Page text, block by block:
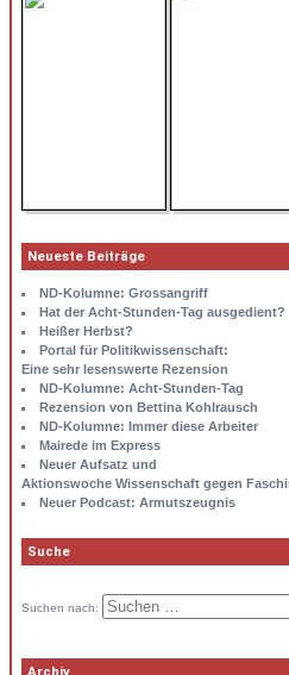
Neueste Beiträge
ND-Kolumne: Grossangriff
Hat der Acht-Stunden-Tag ausgedient?
Heißer Herbst?
Portal für Politikwissenschaft:
Eine sehr lesenswerte Rezension
ND-Kolumne: Acht-Stunden-Tag
Rezension von Bettina Kohlrausch
ND-Kolumne: Immer diese Arbeiter
Mairede im Express
Neuer Aufsatz und
Aktionswoche Wissenschaft gegen
Neuer Podcast: Armutszeugnis
Suche
Suchen nach: